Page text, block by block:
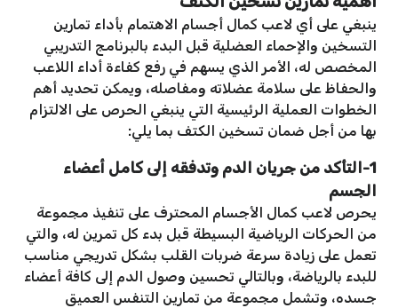
ينبغي على أي لاعب كمال أجسام الاهتمام بأداء تمارين
التسخين والإحماء العضلية قبل البدء بالبرنامج التدريبي
المخصص له، الأمر الذي يسهم في رفع كفاءة أداء اللاعب
والحفاظ على سلامة عضلاته ومفاصله، ويمكن تحديد أهم
الخطوات العملية الرئيسية التي ينبغي الحرص على الالتزام
بها من أجل ضمان تسخين الكتف بما يلي:
1-التأكد من جريان الدم وتدفقه إلى كامل أعضاء
الجسم
يحرص لاعب كمال الأجسام المحترف على تنفيذ مجموعة
من الحركات الرياضية البسيطة قبل بدء كل تمرين له، والتي
تعمل على زيادة سرعة ضربات القلب بشكل تدريجي مناسب
للبدء بالرياضة، وبالتالي تحسين وصول الدم إلى كافة أعضاء
جسده، وتشمل مجموعة من تمارين التنفس العميق